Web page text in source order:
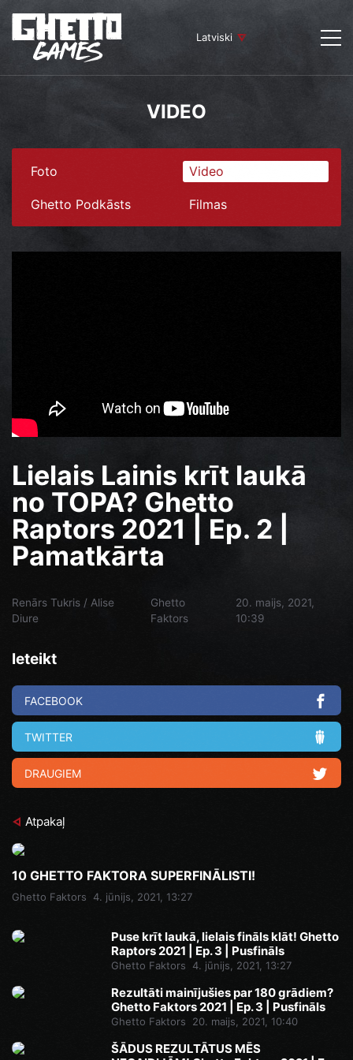
Latviski
VIDEO
Foto Video
Ghetto Podkāsts Filmas
Lielais Lainis krīt laukā
no TOPA? Ghetto
Raptors 2021 | Ep. 2 |
Pamatkārta
Renārs Tukris / Alise
Diure
Ghetto
Faktors
20. maijs, 2021,
10:39
Ieteikt
FACEBOOK
TWITTER
DRAUGIEM
Atpakaļ
10 GHETTO FAKTORA SUPERFINĀLISTI!
Ghetto Faktors 4. jūnijs, 2021, 13:27
Puse krīt laukā, lielais fināls klāt! Ghetto
Raptors 2021 | Ep. 3 | Pusfināls
Ghetto Faktors 4. jūnijs, 2021, 13:27
Rezultāti mainījušies par 180 grādiem?
Ghetto Faktors 2021 | Ep. 3 | Pusfināls
Ghetto Faktors 20. maijs, 2021, 10:40
ŠĀDUS REZULTĀTUS MĒS